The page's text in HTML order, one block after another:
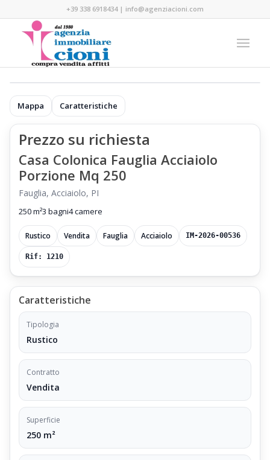
+39 338 6918434| info@agenziacioni.com
Mappa Caratteristiche
Prezzo su richiesta
Casa Colonica Fauglia Acciaiolo
Porzione Mq 250
Fauglia, Acciaiolo, PI
250 m²3 bagni4 camere
Rustico Vendita Fauglia Acciaiolo IM-2026-00536
Rif: 1210
Caratteristiche
Tipologia
Rustico
Contratto
Vendita
Superficie
250 m²